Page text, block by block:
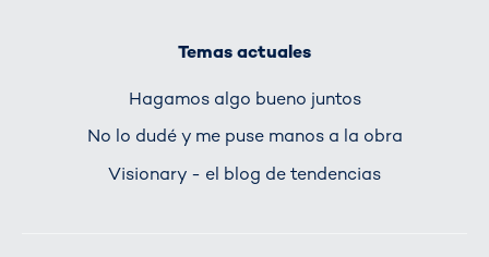
Temas actuales
Hagamos algo bueno juntos
No lo dudé y me puse manos a la obra
Visionary - el blog de tendencias